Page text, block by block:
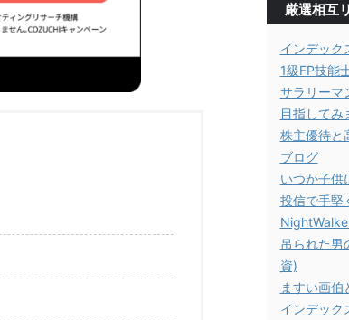
厳選相互
インデック
1級FP技能
サラリーマ
目指してみ
株主優待と
ブログ
いつか子供
投信で手堅
吊られた男
資)
ますい画伯
インデッ